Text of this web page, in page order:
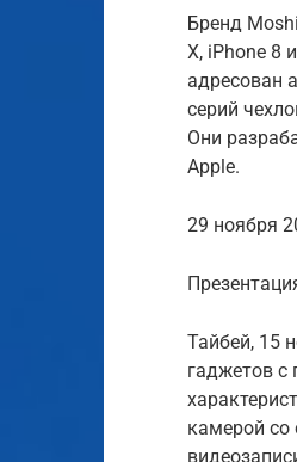
Бренд
X, iPhone 8
адресован
серий
Они
Apple.
29 ноября
Тайбей, 15
гаджетов с
камерой